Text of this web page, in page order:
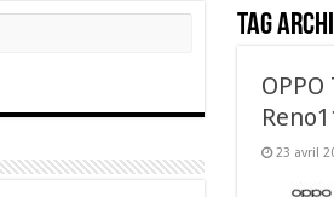
Tag
23 avril